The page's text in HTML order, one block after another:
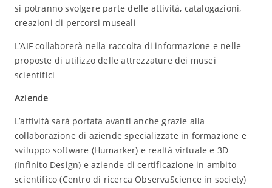
si potranno svolgere parte delle attività, catalogazioni,
creazioni di percorsi museali
L’AIF collaborerà nella raccolta di informazione e nelle
proposte di utilizzo delle attrezzature dei musei
scientifici
Aziende
L’attività sarà portata avanti anche grazie alla
collaborazione di aziende specializzate in formazione e
sviluppo software (Humarker) e realtà virtuale e 3D
(Infinito Design) e aziende di certificazione in ambito
scientifico (Centro di ricerca ObservaScience in society)